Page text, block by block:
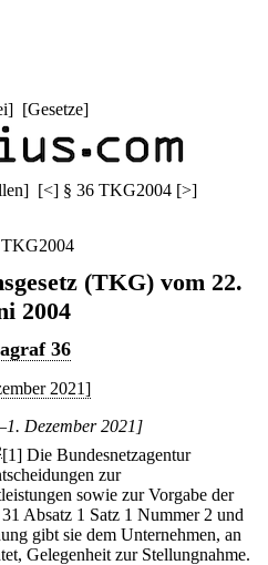
] [Gesetze]
] [<] § 36 TKG2004 [>]
(TKG) vom 22.
2004
36
2021]
Dezember 2021]
[1] Die Bundesnetzagentur
zur
sowie zur Vorgabe der
Absatz 1 Satz 1 Nummer 2 und
gibt sie dem Unternehmen, an
Gelegenheit zur Stellungnahme.